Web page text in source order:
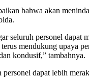
bahwa akan
seluruh personel dapat
mendukung upaya
kondusif,” tambahnya.
dapat lebih